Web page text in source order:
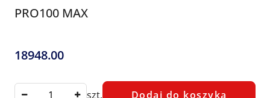
PRO100 MAX
Cena:
18948.00
szt. Dodaj do koszyka